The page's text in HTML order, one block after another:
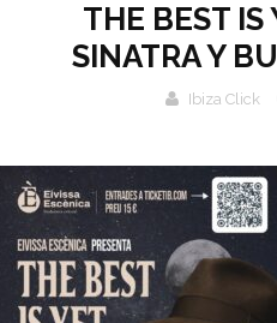
THE BEST
SINATRA Y
Ibiza Click